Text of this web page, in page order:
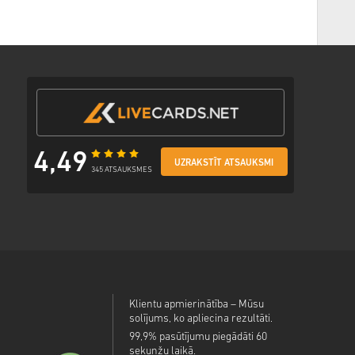
4,49 345 ATSAUKSMES
UZRAKSTĪT ATSAUKSMI
Klientu apmierinātība – Mūsu
solījums, ko apliecina rezultāti.
99,9% pasūtījumu piegādāti 60
sekunžu laikā.